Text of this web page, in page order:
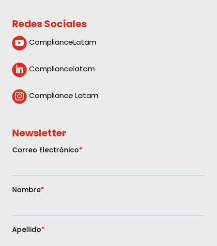
Redes Sociales
 ComplianceLatam
 Compliancelatam
 Compliance Latam
Newsletter